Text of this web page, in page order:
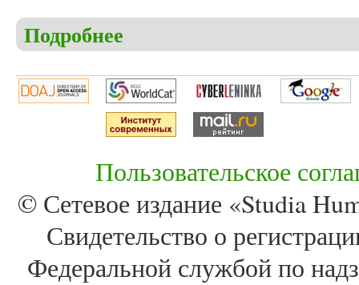
Подробнее
Пользовательское
© Сетевое издание «Studia
Свидетельство о
Федеральной службой по